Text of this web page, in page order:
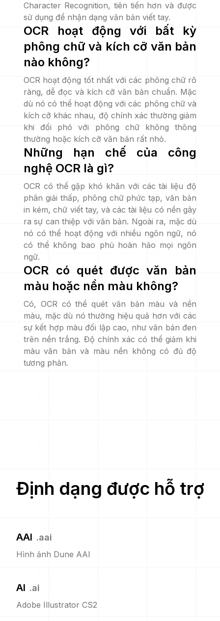
Character Recognition, tiên tiến hơn và được
sử dụng để nhận dạng văn bản viết tay.
OCR hoạt động với bất kỳ
phông chữ và kích cỡ văn bản
nào không?
OCR hoạt động tốt nhất với các phông chữ rõ
ràng, dễ đọc và kích cỡ văn bản chuẩn. Mặc
dù nó có thể hoạt động với các phông chữ và
kích cỡ khác nhau, độ chính xác thường giảm
khi đối phó với phông chữ không thông
thường hoặc kích cỡ văn bản rất nhỏ.
Những hạn chế của công
nghệ OCR là gì?
OCR có thể gặp khó khăn với các tài liệu độ
phân giải thấp, phông chữ phức tạp, văn bản
in kém, chữ viết tay, và các tài liệu có nền gây
ra sự can thiệp với văn bản. Ngoài ra, mặc dù
nó có thể hoạt động với nhiều ngôn ngữ, nó
có thể không bao phủ hoàn hảo mọi ngôn
ngữ.
OCR có quét được văn bản
màu hoặc nền màu không?
Có, OCR có thể quét văn bản màu và nền
màu, mặc dù nó thường hiệu quả hơn với các
sự kết hợp màu đối lập cao, như văn bản đen
trên nền trắng. Độ chính xác có thể giảm khi
màu văn bản và màu nền không có đủ độ
tương phản.
Định dạng được hỗ trợ
AAI .aai
Hình ảnh Dune AAI
AI .ai
Adobe Illustrator CS2